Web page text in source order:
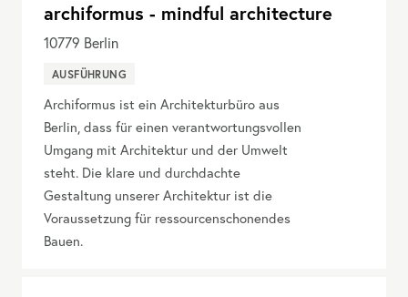
archiformus - mindful architecture
10779 Berlin
AUSFÜHRUNG
Archiformus ist ein Architekturbüro aus
Berlin, dass für einen verantwortungsvollen
Umgang mit Architektur und der Umwelt
steht. Die klare und durchdachte
Gestaltung unserer Architektur ist die
Voraussetzung für ressourcenschonendes
Bauen.